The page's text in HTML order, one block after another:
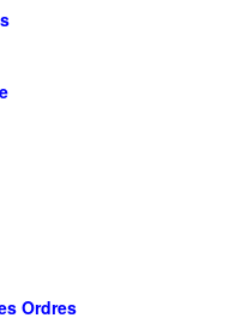
Ordres